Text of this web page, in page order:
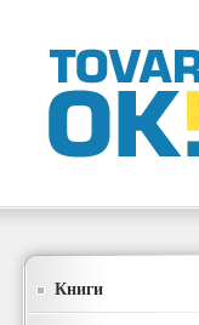
Книги